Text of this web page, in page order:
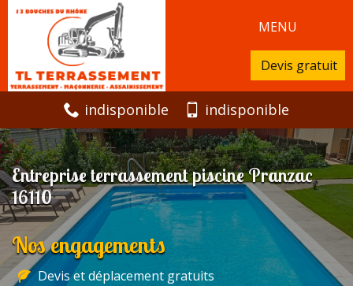
MENU
Devis gratuit
indisponible indisponible
Entreprise terrassement piscine Pranzac
16110
Nos engagements
Devis et déplacement gratuits